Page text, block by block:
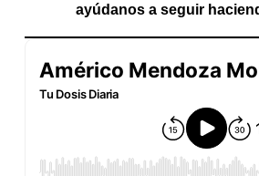
ayúdanos a seguir